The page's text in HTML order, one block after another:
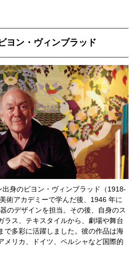
ヨン・ヴィンブラッド
身のビヨン・ヴィンブラッド（1918-
術アカデミーで学んだ後、1946 年に
のデザインを担当。その後、自身のス
ラス、テキスタイルから、劇場や舞台
で多彩に活躍しました。彼の作品は海
メリカ、ドイツ、ペルシャなど国際的